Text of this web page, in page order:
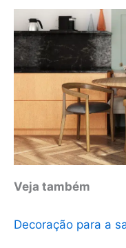
Veja também
Decoração para a